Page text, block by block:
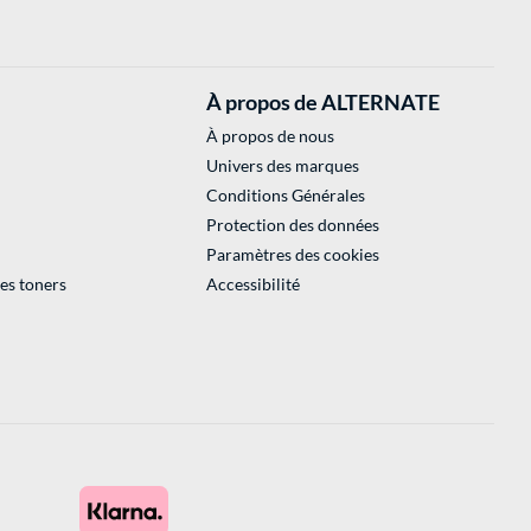
toners
À propos de ALTERNATE
À propos de nous
Univers des marques
Conditions Générales
Protection des données
Paramètres des cookies
Accessibilité